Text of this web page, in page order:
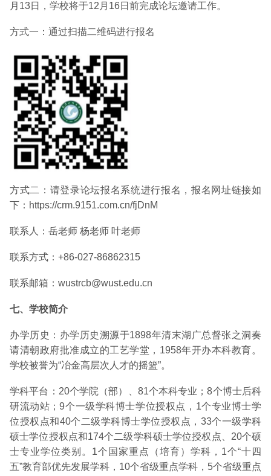
月13日，学校将于12月16日前完成论坛邀请工作。
方式一：通过扫描二维码进行报名
方式二：请登录论坛报名系统进行报名，报名网址链接如
下： https://crm.9151.com.cn/fjDnM
联系人：岳老师 杨老师 叶老师
联系方式：+86-027-86862315
联系邮箱：wustrcb@wust.edu.cn
七、学校简介
办学历史：办学历史溯源于1898年清末湖广总督张之洞奏
请清朝政府批准成立的工艺学堂，1958年开办本科教育。
学校被誉为“冶金高层次人才的摇篮”。
学科平台：20个学院（部）、81个本科专业；8个博士后科
研流动站；9个一级学科博士学位授权点，1个专业博士学
位授权点和40个二级学科博士学位授权点，33个一级学科
硕士学位授权点和174个二级学科硕士学位授权点、20个硕
士专业学位类别。1个国家重点（培育）学科，1个“十四
五”教育部优先发展学科，10个省级重点学科，5个省级重点